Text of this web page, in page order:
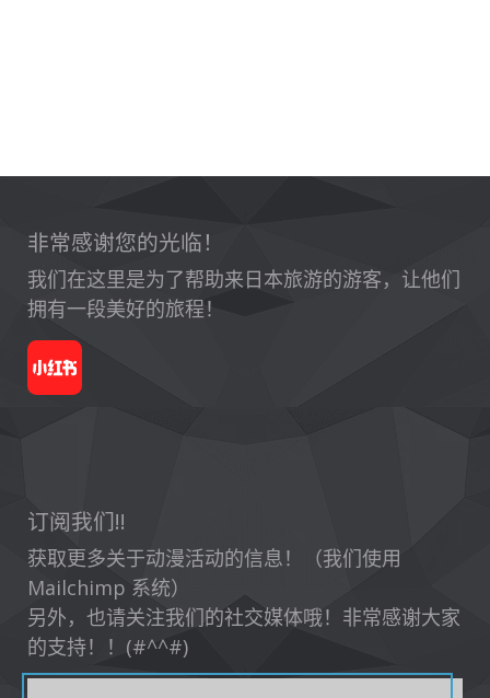
非常感谢您的光临！
我们在这里是为了帮助来日本旅游的游客，让他们
拥有一段美好的旅程！
订阅我们!!
获取更多关于动漫活动的信息！（我们使用
Mailchimp 系统）
另外，也请关注我们的社交媒体哦！非常感谢大家
的支持！！(#^^#)